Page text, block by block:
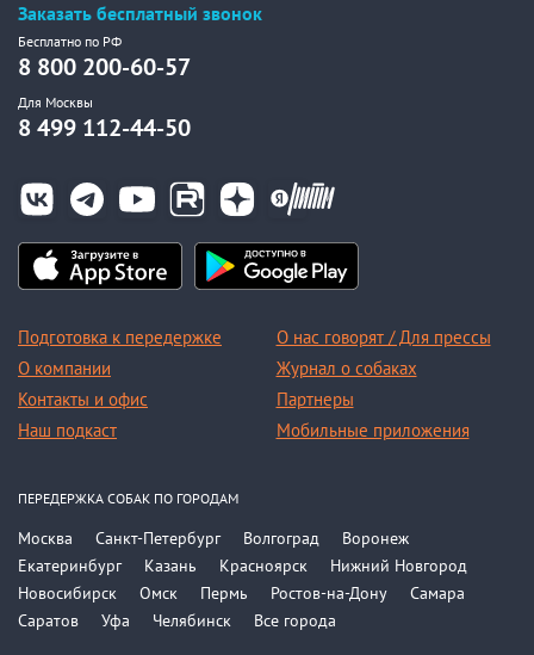
Заказать бесплатный звонок
Бесплатно по РФ
8 800 200-60-57
Для Москвы
8 499 112-44-50
Подготовка к передержке
О компании
Контакты и офис
Наш подкаст
О нас говорят / Для прессы
Журнал о собаках
Партнеры
Мобильные приложения
ПЕРЕДЕРЖКА СОБАК ПО ГОРОДАМ
Москва Санкт-Петербург Волгоград
Воронеж
Екатеринбург
Казань Красноярск
Нижний Новгород
Новосибирск
Омск Пермь Ростов-на-Дону
Самара
Саратов
Уфа Челябинск Все города